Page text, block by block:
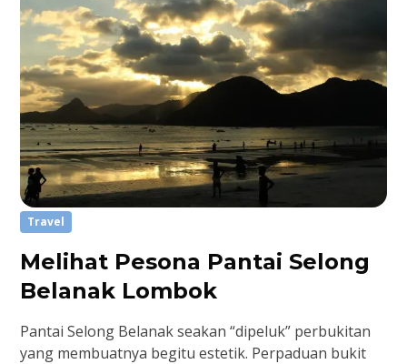
Travel
Melihat Pesona Pantai Selong
Belanak Lombok
Pantai Selong Belanak seakan “dipeluk” perbukitan
yang membuatnya begitu estetik. Perpaduan bukit